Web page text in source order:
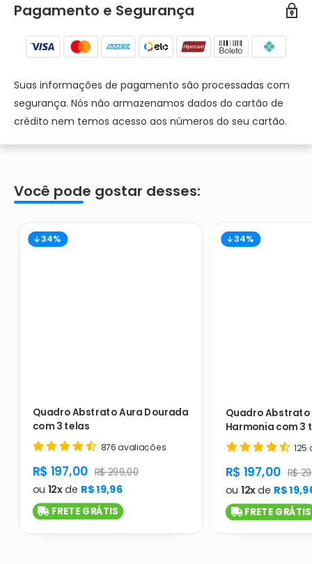
Pagamento e Segurança
Suas informações de pagamento são processadas com
segurança. Nós não armazenamos dados do cartão de
crédito nem temos acesso aos números do seu cartão.
Você pode gostar desses:
34%
Quadro Abstrato Aura Dourada
com 3 telas
876 avaliações
product.general.sale_price
R$ 197,00 product.general.regular_price
R$ 299,00
ou 12xde R$ 19,96
FRETE GRÁTIS
34%
Quadro Abstrato
Harmonia com 3
125
R$ 197,00 R$
ou 12xde R$
FRETE GRÁTIS